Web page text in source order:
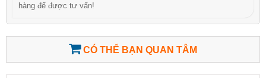
hàng để được tư vấn!
CÓ THỂ BẠN QUAN TÂM